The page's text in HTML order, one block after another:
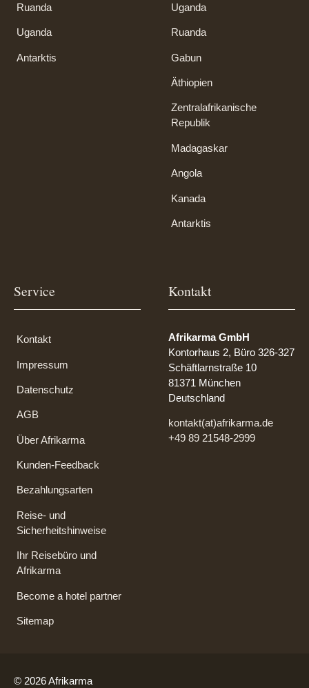
Ruanda
Uganda
Antarktis
Uganda
Ruanda
Gabun
Äthiopien
Zentralafrikanische
Republik
Madagaskar
Angola
Kanada
Antarktis
Service
Kontakt
Impressum
Datenschutz
AGB
Über Afrikarma
Kunden-Feedback
Bezahlungsarten
Reise- und
Sicherheitshinweise
Ihr Reisebüro und
Afrikarma
Become a hotel partner
Sitemap
Kontakt
Afrikarma GmbH
Kontorhaus 2, Büro 326-327
Schäftlarnstraße 10
81371 München
Deutschland
kontakt(at)afrikarma.de
+49 89 21548-2999
© 2026 Afrikarma